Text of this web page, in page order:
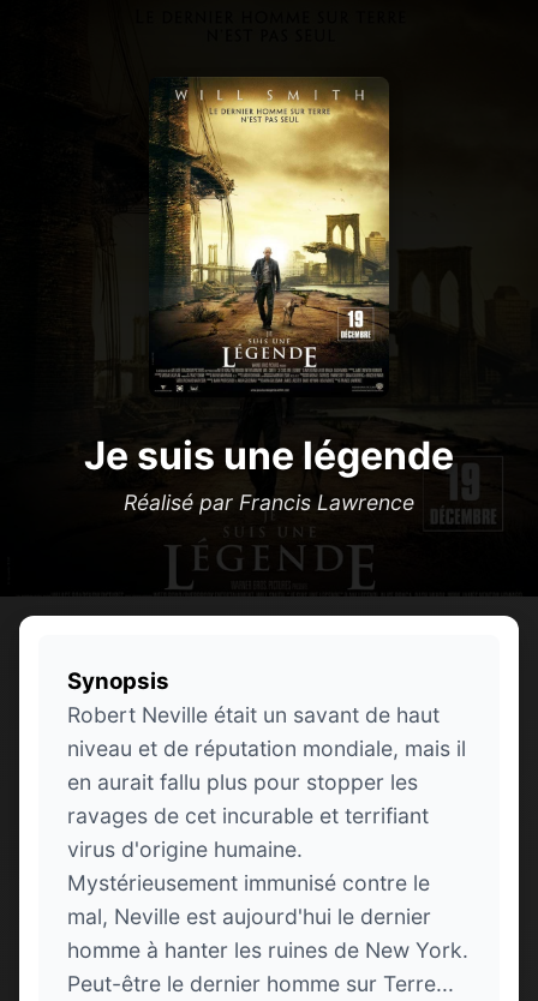
Je suis une légende
Réalisé par Francis Lawrence
Synopsis
Robert Neville était un savant de haut
niveau et de réputation mondiale, mais il
en aurait fallu plus pour stopper les
ravages de cet incurable et terrifiant
virus d'origine humaine.
Mystérieusement immunisé contre le
mal, Neville est aujourd'hui le dernier
homme à hanter les ruines de New York.
Peut-être le dernier homme sur Terre...